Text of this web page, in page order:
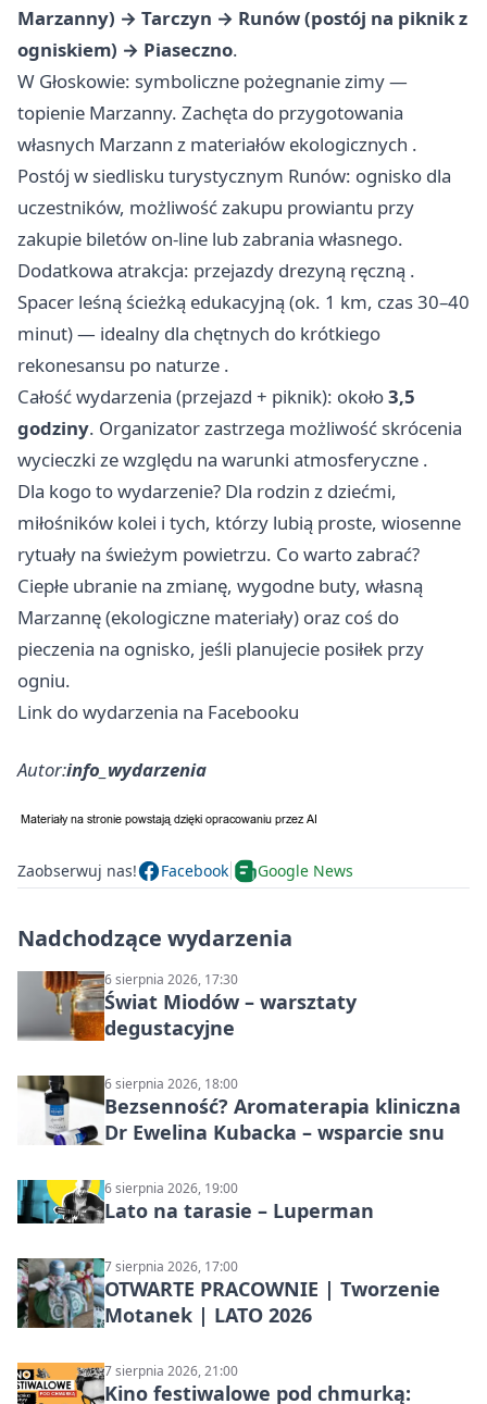
Marzanny) → Tarczyn → Runów (postój na piknik z
ogniskiem) → Piaseczno.
W Głoskowie: symboliczne pożegnanie zimy —
topienie Marzanny. Zachęta do przygotowania
własnych Marzann z materiałów ekologicznych .
Postój w siedlisku turystycznym Runów: ognisko dla
uczestników, możliwość zakupu prowiantu przy
zakupie biletów on-line lub zabrania własnego.
Dodatkowa atrakcja: przejazdy drezyną ręczną .
Spacer leśną ścieżką edukacyjną (ok. 1 km, czas 30–40
minut) — idealny dla chętnych do krótkiego
rekonesansu po naturze .
Całość wydarzenia (przejazd + piknik): około3,5
godziny. Organizator zastrzega możliwość skrócenia
wycieczki ze względu na warunki atmosferyczne .
Dla kogo to wydarzenie? Dla rodzin z dziećmi,
miłośników kolei i tych, którzy lubią proste, wiosenne
rytuały na świeżym powietrzu. Co warto zabrać?
Ciepłe ubranie na zmianę, wygodne buty, własną
Marzannę (ekologiczne materiały) oraz coś do
pieczenia na ognisko, jeśli planujecie posiłek przy
ogniu.
Link do wydarzenia na Facebooku
Autor:info_wydarzenia
Zaobserwuj nas! Facebook Google News
Nadchodzące wydarzenia
6 sierpnia 2026, 17:30
Świat Miodów – warsztaty
degustacyjne
6 sierpnia 2026, 18:00
Bezsenność? Aromaterapia kliniczna
Dr Ewelina Kubacka – wsparcie snu
6 sierpnia 2026, 19:00
Lato na tarasie – Luperman
7 sierpnia 2026, 17:00
OTWARTE PRACOWNIE | Tworzenie
Motanek | LATO 2026
7 sierpnia 2026, 21:00
Kino festiwalowe pod chmurką: